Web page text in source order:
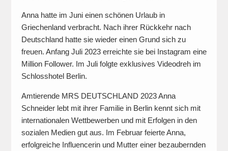
Anna hatte im Juni einen schönen Urlaub in
Griechenland verbracht. Nach ihrer Rückkehr nach
Deutschland hatte sie wieder einen Grund sich zu
freuen. Anfang Juli 2023 erreichte sie bei Instagram eine
Million Follower. Im Juli folgte exklusives Videodreh im
Schlosshotel Berlin.
Amtierende MRS DEUTSCHLAND 2023 Anna
Schneider lebt mit ihrer Familie in Berlin kennt sich mit
internationalen Wettbewerben und mit Erfolgen in den
sozialen Medien gut aus. Im Februar feierte Anna,
erfolgreiche Influencerin und Mutter einer bezaubernden